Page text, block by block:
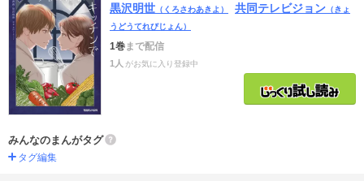
黒沢明世 （くろさわあきよ） 共同テレビジョン （きょ
うどうてれびじょん）
1巻まで配信
1人 がお気に入り登録中
みんなのまんがタグ
タグ編集